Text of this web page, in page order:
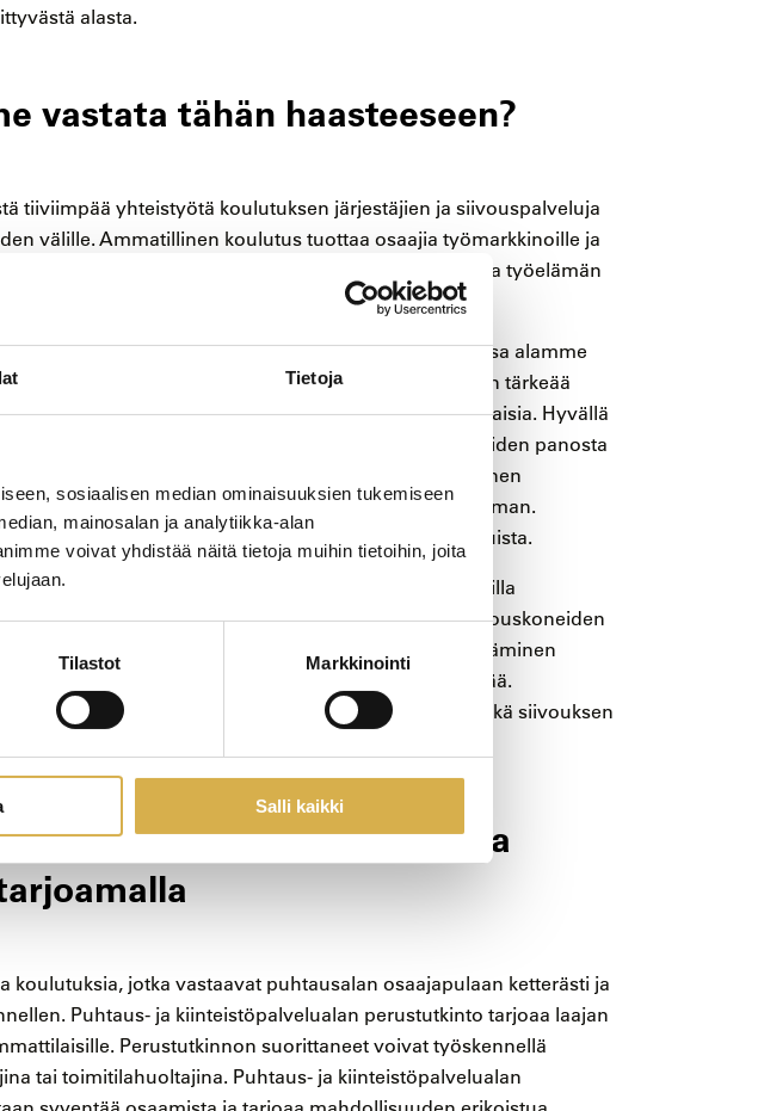
Tietoja
sosiaalisen median ominaisuuksien tukemiseen
mainosalan ja analytiikka-alan
voivat yhdistää näitä tietoja muihin tietoihin, joita
Tilastot Markkinointi
Salli kaikki
alasta.
vastata tähän haasteeseen?
tiiviimpää yhteistyötä koulutuksen järjestäjien ja siivouspalveluja
välille. Ammatillinen koulutus tuottaa osaajia työmarkkinoille ja
ja tiivis yhteistyö ammatillisen koulutuksen ja työelämän
erilaisten tapahtumien ja tempausten kautta, jossa alamme
ja hyviä kokemuksia voidaan jakaa. On tärkeää
merkityksestä ja arvostaa näin alamme ammattilaisia. Hyvällä
voimme korostaa alan tärkeyttä ja sen työntekijöiden panosta
parantaminen ja niiden konkreettinen
työntekijöille voivat tehdä alasta houkuttelevamman.
markkinointia ja tarinoita onnistuneista urapoluista.
ja työhyvinvointia voidaan tukea parhaiten ajantasaisilla
Manuaalisten siivousvälineiden ja perinteisten siivouskoneiden
kuten robotiikan ja automaation, hyödyntäminen
ammattilaisten työtä tekemällä siivouksesta kevyempää.
siivoustyössä parantaa myös työn tehokkuutta sekä siivouksen
osaajapulaan monipuolisia
koulutuksia, jotka vastaavat puhtausalan osaajapulaan ketterästi ja
Puhtaus- ja kiinteistöpalvelualan perustutkinto tarjoaa laajan
Perustutkinnon suorittaneet voivat työskennellä
tai toimitilahuoltajina. Puhtaus- ja kiinteistöpalvelualan